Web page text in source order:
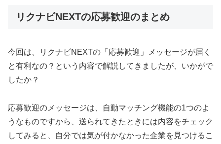
リクナビNEXTの応募歓迎のまとめ
今回は、リクナビNEXTの「応募歓迎」メッセージが届く
と有利なの？という内容で解説してきましたが、いかがで
したか？
応募歓迎のメッセージは、自動マッチング機能の1つのよ
うなものですから、送られてきたときには内容をチェック
してみると、自分では気が付かなかった企業を見つけるこ